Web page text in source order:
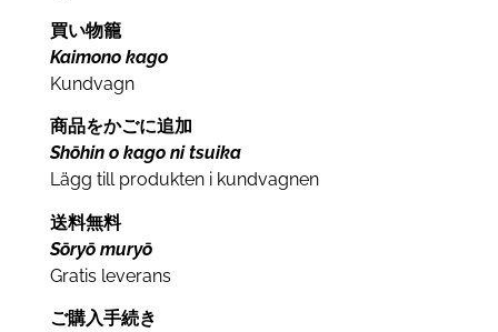
買い物籠
Kaimono kago
Kundvagn
商品をかごに追加
Shōhin o kago ni tsuika
Lägg till produkten i kundvagnen
送料無料
Sōryō muryō
Gratis leverans
ご購入手続き